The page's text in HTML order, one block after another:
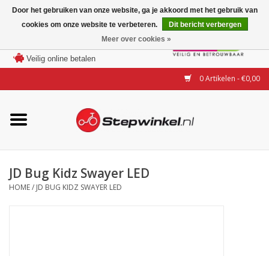
Veilig online betalen
0 Artikelen - €0,00
Merken
Modellen
Accessoires
Steps huren of uitproberen
JD Bug Kidz Swayer LED
HOME/ JD BUG KIDZ SWAYER LED
Door het gebruiken van onze website, ga je akkoord met het gebruik van
cookies om onze website te verbeteren.
Dit bericht verbergen
Meer over cookies »